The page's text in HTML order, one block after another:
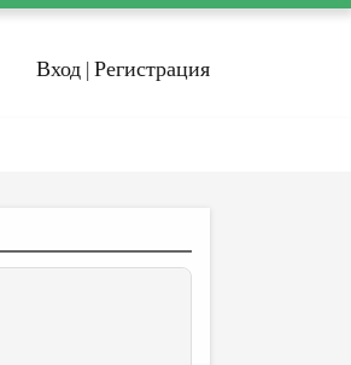
Вход | Регистрация